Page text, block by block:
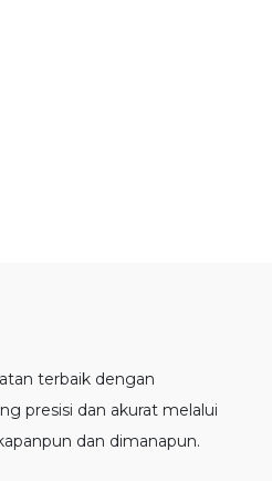
terbaik dengan
presisi dan akurat melalui
dan dimanapun.